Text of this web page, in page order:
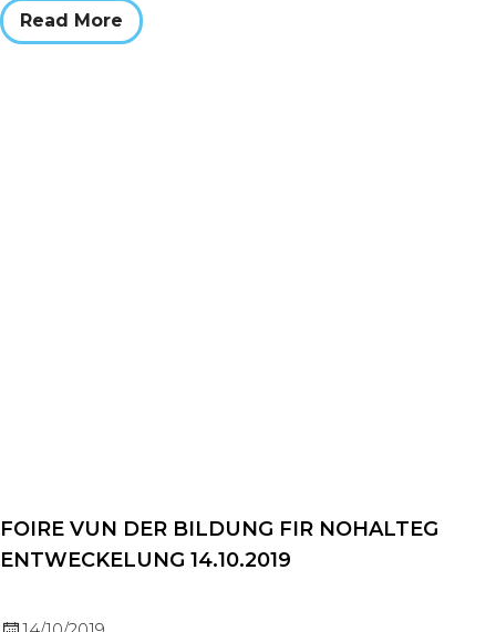
Read More
FOIRE VUN DER BILDUNG FIR NOHALTEG
ENTWECKELUNG 14.10.2019